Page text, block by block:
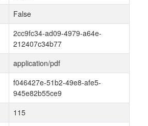
False
2cc9fc34-ad09-4979-a64e-
212407c34b77
application/pdf
f046427e-51b2-49e8-afe5-
945e82b55ce9
115